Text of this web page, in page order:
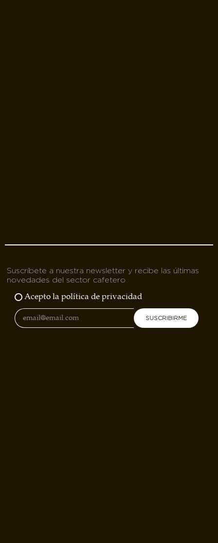
Suscríbete a nuestra newsletter y recibe las últimas
novedades del sector cafetero
Acepto la política de privacidad
SUSCRIBIRME